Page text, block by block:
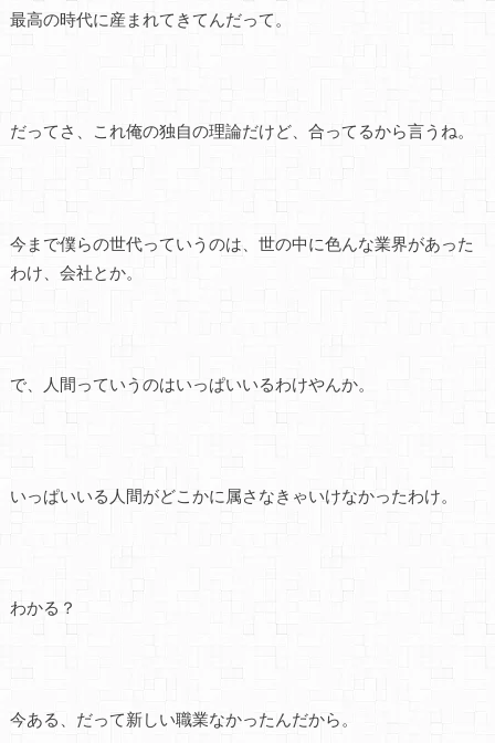
最高の時代に産まれてきてんだって。
だってさ、これ俺の独自の理論だけど、合ってるから言うね。
今まで僕らの世代っていうのは、世の中に色んな業界があった
わけ、会社とか。
で、人間っていうのはいっぱいいるわけやんか。
いっぱいいる人間がどこかに属さなきゃいけなかったわけ。
わかる？
今ある、だって新しい職業なかったんだから。